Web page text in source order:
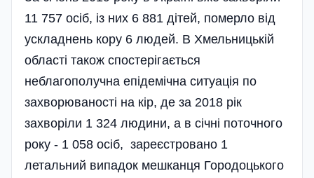
11 757 осіб, із них 6 881 дітей, померло від
ускладнень кору 6 людей. В Хмельницькій
області також спостерігається
неблагополучна епідемічна ситуація по
захворюваності на кір, де за 2018 рік
захворіли 1 324 людини, а в січні поточного
року - 1 058 осіб, зареєстровано 1
летальний випадок мешканця Городоцького